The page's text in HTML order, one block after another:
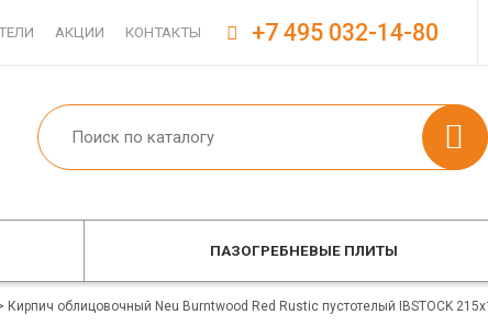
АКЦИИ КОНТАКТЫ +7 495 032-14-80
ПАЗОГРЕБНЕВЫЕ ПЛИТЫ
Кирпич облицовочный Neu Burntwood Red Rustic пустотелый IBSTOCK